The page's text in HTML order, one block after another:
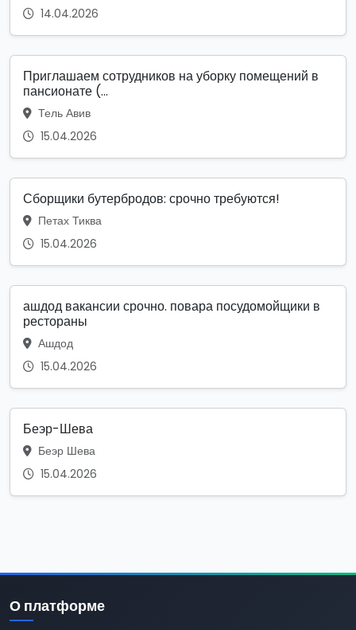
14.04.2026
Приглашаем сотрудников на уборку помещений в
пансионате (...
Тель Авив
15.04.2026
Сборщики бутербродов: срочно требуются!
Петах Тиква
15.04.2026
ашдод вакансии срочно. повара посудомойщики в
рестораны
Ашдод
15.04.2026
Беэр-Шева
Беэр Шева
15.04.2026
О платформе